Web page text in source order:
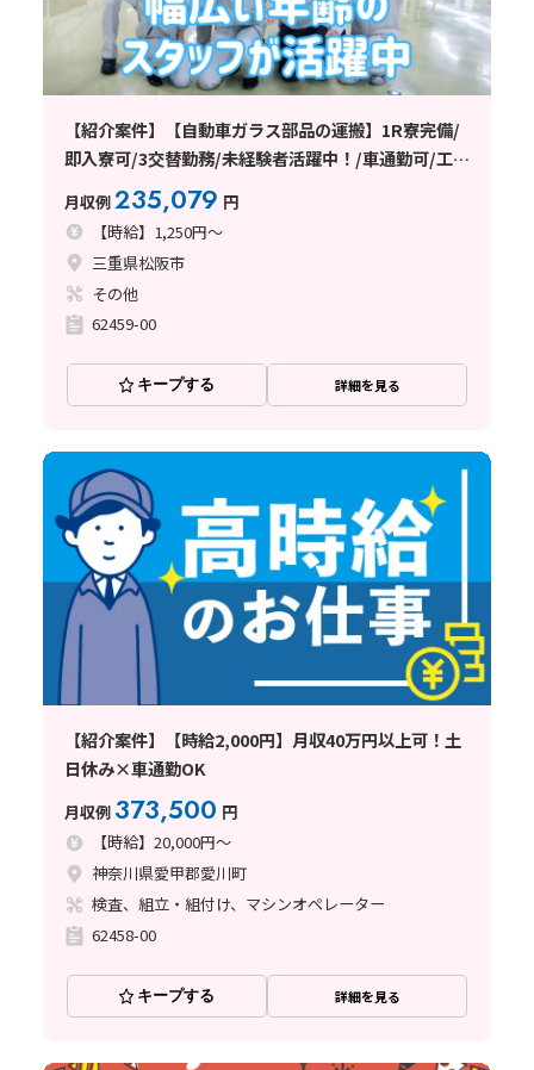
【紹介案件】【自動車ガラス部品の運搬】1R寮完備/
即入寮可/3交替勤務/未経験者活躍中！/車通勤可/工場
見学OK/モクモク作業♪/全国応募歓迎♪
月収例235,079 円
【時給】1,250円～
三重県松阪市
その他
62459-00
キープする 詳細を見る
【紹介案件】【時給2,000円】月収40万円以上可！土
日休み×車通勤OK
月収例 373,500 円
【時給】20,000円～
神奈川県愛甲郡愛川町
検査、組立・組付け、マシンオペレーター
62458-00
キープする 詳細を見る